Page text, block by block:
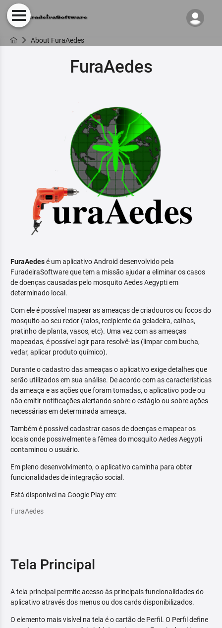
About FuraAedes
FuraAedes
FuraAedesé um aplicativo Android desenvolvido pela
FuradeiraSoftware que tem a missão ajudar a eliminar os casos
de doenças causadas pelo mosquito Aedes Aegypti em
determinado local.
Com ele é possível mapear as ameaças de criadouros ou focos do
mosquito ao seu redor (ralos, recipiente da geladeira, calhas,
pratinho de planta, vasos, etc). Uma vez com as ameaças
mapeadas, é possível agir para resolvê-las (limpar com bucha,
vedar, aplicar produto químico).
Durante o cadastro das ameaças o aplicativo exige detalhes que
serão utilizados em sua análise. De acordo com as características
da ameaça e as ações que foram tomadas, o aplicativo pode ou
não emitir notificações alertando sobre o estágio ou sobre ações
necessárias em determinada ameaça.
Também é possível cadastrar casos de doenças e mapear os
locais onde possivelmente a fêmea do mosquito Aedes Aegypti
contaminou o usuário.
Em pleno desenvolvimento, o aplicativo caminha para obter
funcionalidades de integração social.
Está disponível na Google Play em:
FuraAedes
Tela Principal
A tela principal permite acesso às principais funcionalidades do
aplicativo através dos menus ou dos cards disponibilizados.
O elemento mais visível na tela é o cartão de Perfil. O Perfil define